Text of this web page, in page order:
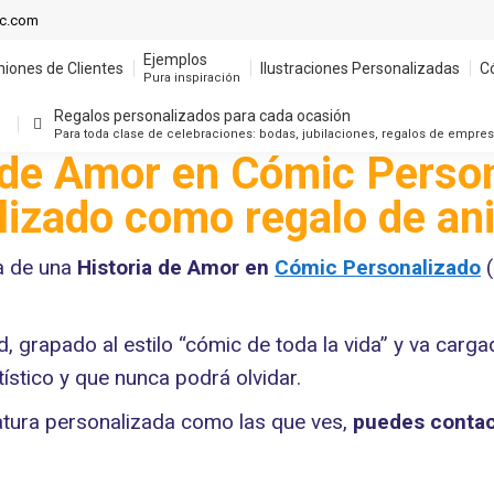
de Clientes Ejemplos
Pura inspiración
Ilustraciones Personalizadas
Regalos personalizados para cada ocasión
Para toda clase de celebraciones: bodas, jubilaciones, regalos de
Amor en Cómic
como regalo de
de una Historia de Amor en Cómic Personalizado
grapado al estilo “cómic de toda la vida” y va
y que nunca podrá olvidar.
personalizada como las que ves, puedes
de Clientes
Regalos personalizados para cada ocasión